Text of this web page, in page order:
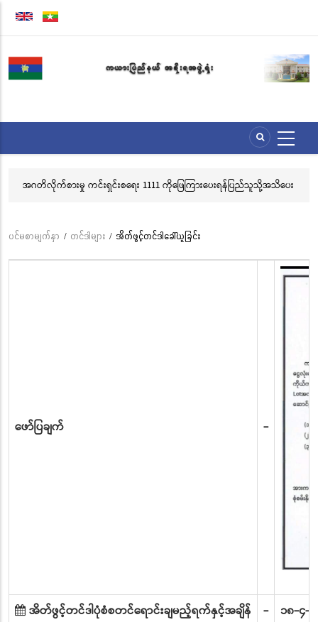
အဓိက
အကြောင်းအရာ
သွား
မည်
အဂတိလိုက်စားမှု ကင်းရှင်းစရေး 1111 ကိုဖြေကြားပေးရန်ပြည်သူသို့အသိပေး
Breadcrumb
ပင်မစာမျက်နှာ / တင်ဒါများ / အိတ်ဖွင့်တင်ဒါခေါ်ယူခြင်း
ဖော်ပြချက် -
အိတ်ဖွင့်တင်ဒါပုံစံစတင်ရောင်းချမည့်ရက်နှင့်အချိန် -
၁၈-၄-